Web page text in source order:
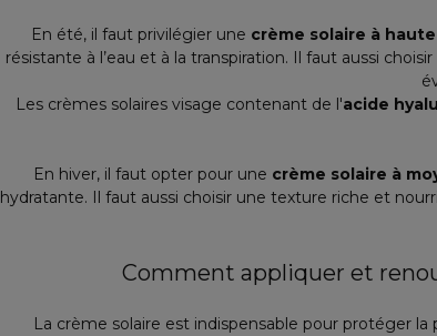
En été, il faut privilégier une crème solaire à
résistante à l’eau et à la transpiration. Il faut aussi
Les crèmes solaires visage contenant de l'acide
En hiver, il faut opter pour une crème solaire à
hydratante. Il faut aussi choisir une texture riche et
Comment appliquer et
La crème solaire est indispensable pour protéger